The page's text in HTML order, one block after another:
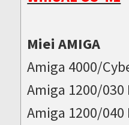
Miei AMIGA
Amiga 4000/
Amiga 1200/030
Amiga 1200/040